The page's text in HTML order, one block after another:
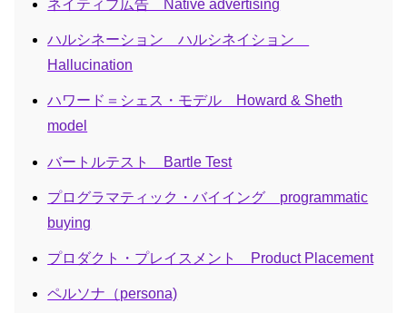
ネイティブ広告 Native advertising
ハルシネーション ハルシネイション
Hallucination
ハワード＝シェス・モデル Howard & Sheth
model
バートルテスト Bartle Test
プログラマティック・バイイング programmatic
buying
プロダクト・プレイスメント Product Placement
ペルソナ（persona)